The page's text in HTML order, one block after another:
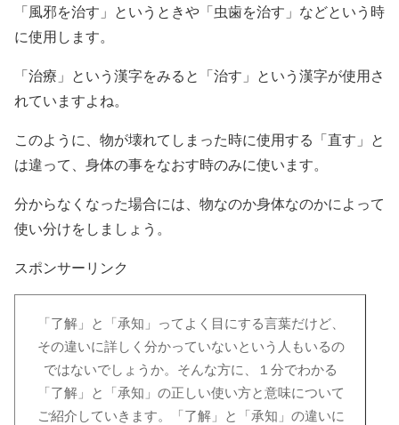
「風邪を治す」というときや「虫歯を治す」などという時
に使用します。
「治療」という漢字をみると「治す」という漢字が使用さ
れていますよね。
このように、物が壊れてしまった時に使用する「直す」と
は違って、身体の事をなおす時のみに使います。
分からなくなった場合には、物なのか身体なのかによって
使い分けをしましょう。
スポンサーリンク
「了解」と「承知」ってよく目にする言葉だけど、
その違いに詳しく分かっていないという人もいるの
ではないでしょうか。そんな方に、１分でわかる
「了解」と「承知」の正しい使い方と意味について
ご紹介していきます。「了解」と「承知」の違いに